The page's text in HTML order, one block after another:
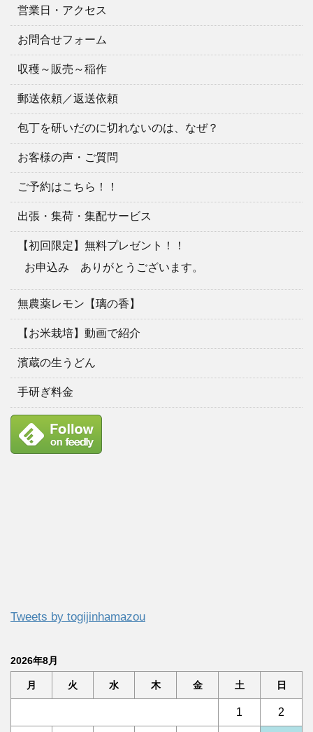
営業日・アクセス
お問合せフォーム
収穫～販売～稲作
郵送依頼／返送依頼
包丁を研いだのに切れないのは、なぜ？
お客様の声・ご質問
ご予約はこちら！！
出張・集荷・集配サービス
【初回限定】無料プレゼント！！
お申込み ありがとうございます。
無農薬レモン【璃の香】
【お米栽培】動画で紹介
濱蔵の生うどん
手研ぎ料金
Tweets by togijinhamazou
2026年8月
月 火 水 木 金 土 日
1 2